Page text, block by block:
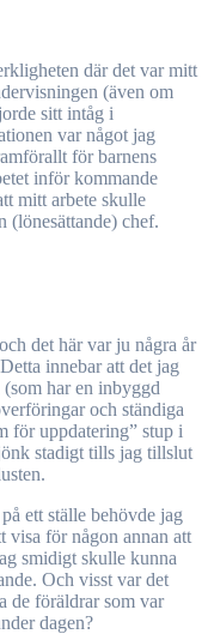
där det var mitt
(även om
sitt intåg i
var något jag
för barnens
inför kommande
mitt arbete skulle
(lönesättande) chef.
det här var ju några år
innebar att det jag
har en inbyggd
och ständiga
för uppdatering” stup i
stadigt tills jag tillslut
ett ställe behövde jag
visa för någon annan att
smidigt skulle kunna
Och visst var det
de föräldrar som var
dagen?